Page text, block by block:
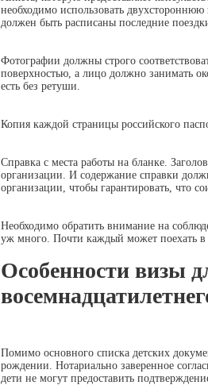
необходимо использовать
должен быть расписаны последние
Фотографии должны строго
поверхностью, а лицо должно занимать
есть без ретуши.
Копия каждой страницы российского
Справка с места работы на бланке.
организации. И содержание справки
организации, чтобы гарантировать, что
Необходимо обратить внимание на
уж много. Почти каждый может поехать
Особенности визы
Помимо основного списка детских
рождении. Нотариально заверенное
дети не могут предоставить